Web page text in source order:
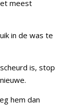
meest
in de was te
is, stop
hem dan